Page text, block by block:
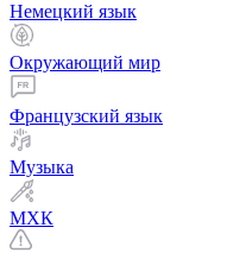
Немецкий язык
Окружающий мир
Французский язык
Музыка
МХК